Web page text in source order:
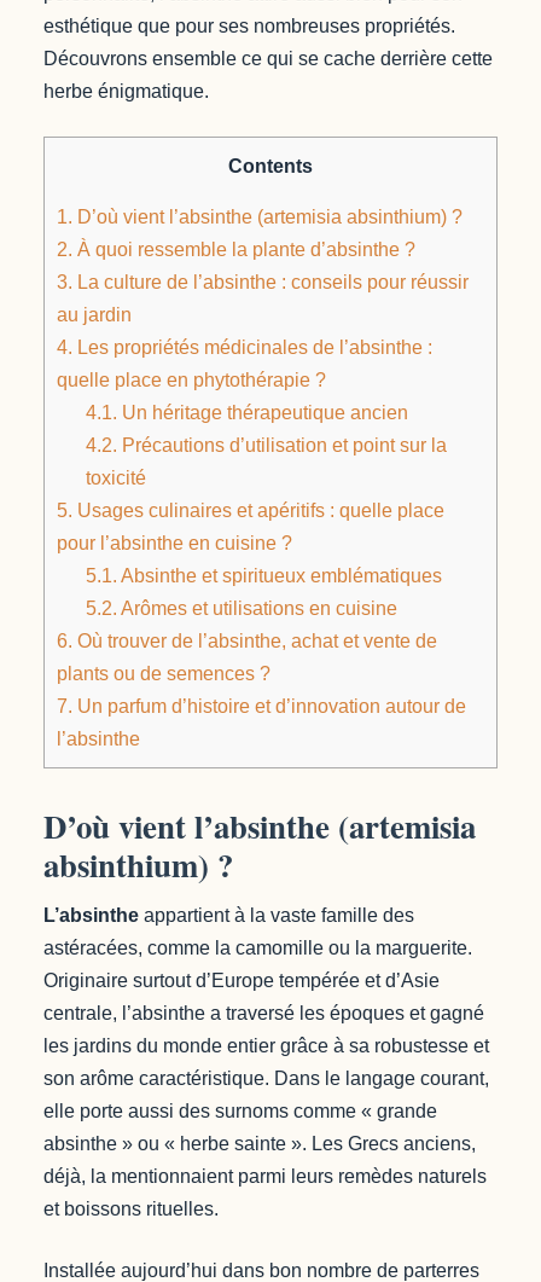
esthétique que pour ses nombreuses propriétés.
Découvrons ensemble ce qui se cache derrière cette
herbe énigmatique.
Contents
1. D’où vient l’absinthe (artemisia absinthium) ?
2. À quoi ressemble la plante d’absinthe ?
3. La culture de l’absinthe : conseils pour réussir
au jardin
4. Les propriétés médicinales de l’absinthe :
quelle place en phytothérapie ?
4.1. Un héritage thérapeutique ancien
4.2. Précautions d’utilisation et point sur la
toxicité
5. Usages culinaires et apéritifs : quelle place
pour l’absinthe en cuisine ?
5.1. Absinthe et spiritueux emblématiques
5.2. Arômes et utilisations en cuisine
6. Où trouver de l’absinthe, achat et vente de
plants ou de semences ?
7. Un parfum d’histoire et d’innovation autour de
l’absinthe
D’où vient l’absinthe (artemisia
absinthium) ?
L’absinthe appartient à la vaste famille des
astéracées, comme la camomille ou la marguerite.
Originaire surtout d’Europe tempérée et d’Asie
centrale, l’absinthe a traversé les époques et gagné
les jardins du monde entier grâce à sa robustesse et
son arôme caractéristique. Dans le langage courant,
elle porte aussi des surnoms comme « grande
absinthe » ou « herbe sainte ». Les Grecs anciens,
déjà, la mentionnaient parmi leurs remèdes naturels
et boissons rituelles.
Installée aujourd’hui dans bon nombre de parterres